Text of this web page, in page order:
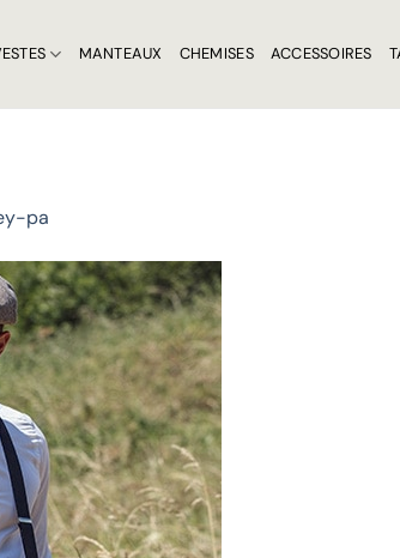
MANTEAUX CHEMISES ACCESSOIRES
pa